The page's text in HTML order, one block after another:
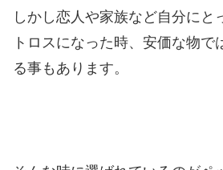
しかし恋人や家族など自分にと
トロスになった時、安価な物で
る事もあります。